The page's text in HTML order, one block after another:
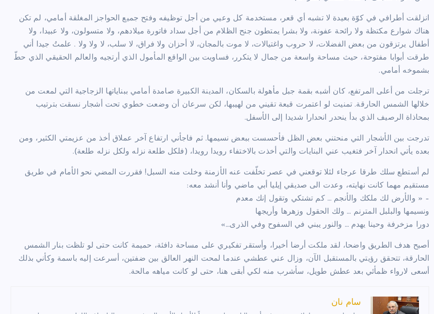
انزلقت أطرافي في كوّة بعيدة لا تشبه أي قعر، مستخدمة كل وعيي من أجل توظيفه وفتح جميع الحواجز المغلقة أمامي، لم تكن
هناك شوارع مكتظة ولا رائحة عفونة، ولا بشرا يمتطون جنح الظلام من أجل سداد فاتورة ميلادهم، ولا متسولون، ولا عبيدا، ولا
أطفال يرتزقون من بعض الفضلات، لا حروب واغتيالات، لا موت بالمجان، لا أحزان ولا فراق، لا سلب، لا ولا ولا . علمتُ جيدا أني
طرقت أبوابا مفتوحة، حيث مساحة واسعة من جمال لا يتكرر، فساويت بين الواقع المأمول الذي أرتجيه والعالم الحقيقي الذي حطّ
بشموخه أمامي.
ترجلت من أعلى المرتفع، كان أشبه بقمة جبل مأهولة بالسكان، المدينة الكبيرة صامدة أمامي ببناياتها الزجاجية التي لمعت من
خلالها الشمس الحارقة. تمنيت لو اعتمرت قبعة تقيني من لهيبها، لكن سرعان أن وضعت خطوي تحت أشجار نسقت بترتيب
بمحاذاة الرصيف الذي بدأ ينحدر انحدارا شديدا إلى الأسفل.
تدرجت بين الأشجار التي منحتني بعض الظل فأحسست ببعض نسيمها. ثم فاجأني ارتفاع آخر عملاق أخذ من عزيمتي الكثير، ومن
بعده يأتي انحدار آخر فتغيب عني البنايات والتي أخذت بالاختفاء رويدا رويدا، (فلكل طلعة نزله ولكل نزله طلعة).
لم أستطع سلك طرقا عرجاء لئلا توقعني في عصر تخلّفت عنه الأزمنة وخلت منه السبل! فقررت المضي نحو الأمام في طريق
مستقيم مهما كانت نهايته، وعدت الى صديقي إيليا أبي ماضي وأنا أنشد معه:
– « والأرض لك ملكك والأنجم … كم تشتكي وتقول إنك معدم
ونسيمها والبلبل المترنم … ولك الحقول وزهرها وأريجها
دورا مزخرفة وحينا يهدم … والنور يبني في السفوح وفي الذرى…»
أصبح هدف الطريق واضحا، لقد ملكت أرضا أخيرا، وأستقر تفكيري على مساحة دافئة، حميمة كانت حتى لو تلظت بنار الشمس
الحارقة، تتحقق رؤيتي بالمستقبل الآن، وزال عني عطشي عندما لمحت النهر العالق بين ضفتين، أسرعت إليه باسمة وكأني بذلك
أسعى لارواء ظمأئي بعد عطش طويل، سأشرب منه لكي أبقى هنا، حتى لو كانت مياهه مالحة.
سام نان